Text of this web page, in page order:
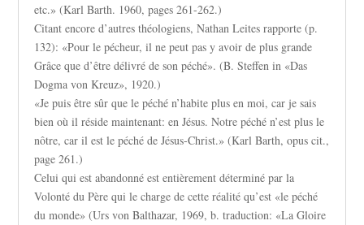
etc.» (Karl Barth. 1960, pages 261-262.)
Citant encore d’autres théologiens, Nathan Leites rapporte (p.
132): «Pour le pécheur, il ne peut pas y avoir de plus grande
Grâce que d’être délivré de son péché». (B. Steffen in «Das
Dogma von Kreuz», 1920.)
«Je puis être sûr que le péché n’habite plus en moi, car je sais
bien où il réside maintenant: en Jésus. Notre péché n’est plus le
nôtre, car il est le péché de Jésus-Christ.» (Karl Barth, opus cit.,
page 261.)
Celui qui est abandonné est entièrement déterminé par la
Volonté du Père qui le charge de cette réalité qu’est «le péché
du monde» (Urs von Balthazar, 1969, b. traduction: «La Gloire